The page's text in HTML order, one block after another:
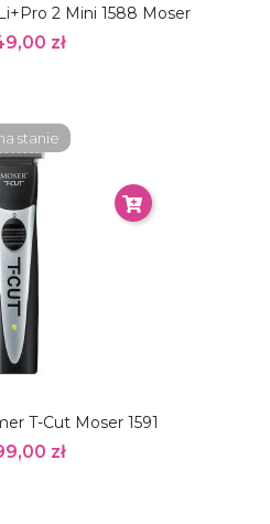
2 Mini 1588 Moser
zł
T-Cut Moser 1591
zł
stanie